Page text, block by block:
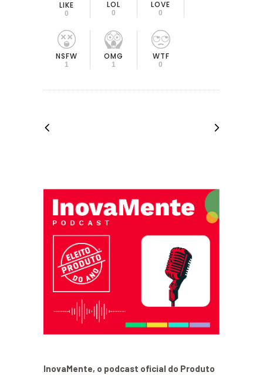
LIKE
0
LOL
0
LOVE
0
NSFW
1
OMG
1
WTF
0
InovaMente, o podcast oficial do Produto